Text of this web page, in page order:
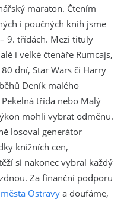
maraton. Čtením
i poučných knih jsme
9. třídách. Mezi tituly
i velké čtenáře Rumcajs,
dní, Star Wars či Harry
Deník malého
třída nebo Malý
mohli vybrat odměnu.
losoval generátor
knižních cen,
si nakonec vybral každý
Za finanční podporu
Ostravya doufáme,